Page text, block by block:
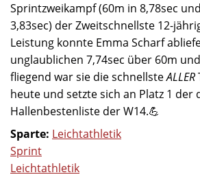
Sprintzweikampf (60m in 8,78sec
3,83sec) der Zweitschnellste 12-
Leistung konnte Emma Scharf
unglaublichen 7,74sec über 60m
fliegend war sie die schnellsteALLER
heute und setzte sich an Platz 1 der
Hallenbestenliste der W14.💪
Sparte: Leichtathletik
Sprint
Leichtathletik